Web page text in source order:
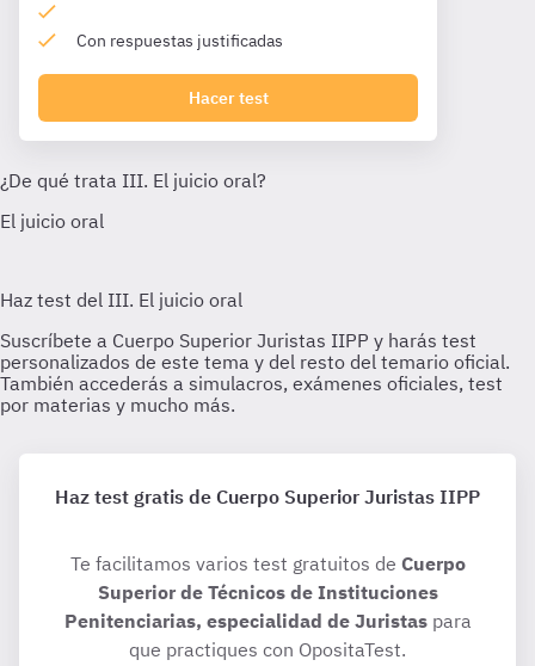
Con respuestas justificadas
Hacer test
Haz test gratis de Cuerpo Superior Juristas IIPP
Te facilitamos varios test gratuitos de Cuerpo
Superior de Técnicos de Instituciones
Penitenciarias, especialidad de Juristaspara
que practiques con OpositaTest.